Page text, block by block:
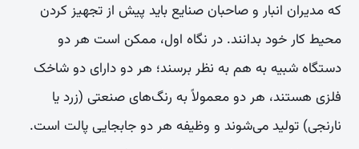
که مدیران انبار و صاحبان صنایع باید پیش از تجهیز کردن
محیط کار خود بدانند. در نگاه اول، ممکن است هر دو
دستگاه شبیه به هم به نظر برسند؛ هر دو دارای دو شاخک
فلزی هستند، هر دو معمولاً به رنگ‌های صنعتی (زرد یا
نارنجی) تولید می‌شوند و وظیفه هر دو جابجایی پالت است.